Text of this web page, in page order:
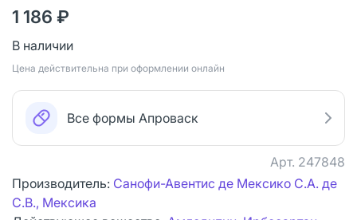
1 186 ₽
В наличии
Цена действительна при оформлении онлайн
Все формы Апроваск
Арт. 247848
Производитель: Санофи-Авентис де Мексико С.А. де
С.В., Мексика